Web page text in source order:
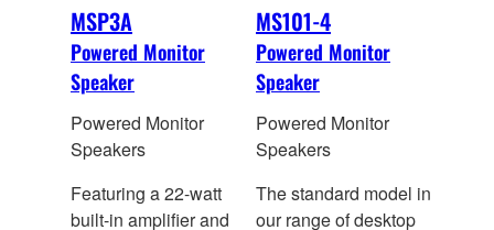
MSP3A
Powered Monitor
Speaker
Powered Monitor
Speakers
Featuring a 22-watt
built-in amplifier and
MS101-4
Powered Monitor
Speaker
Powered Monitor
Speakers
The standard model in
our range of desktop